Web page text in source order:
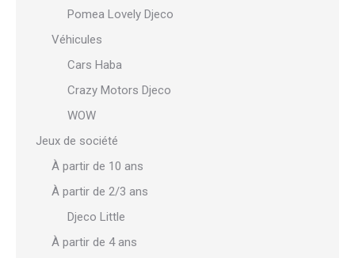
Pomea Lovely Djeco
Véhicules
Cars Haba
Crazy Motors Djeco
WOW
Jeux de société
À partir de 10 ans
À partir de 2/3 ans
Djeco Little
À partir de 4 ans